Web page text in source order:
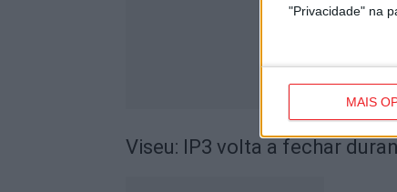
"Privacidade" na
MAIS
Viseu: IP3 volta a fechar